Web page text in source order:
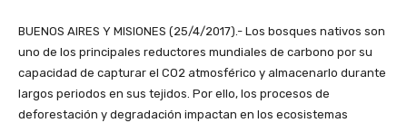
BUENOS AIRES Y MISIONES (25/4/2017).- Los bosques nativos son
uno de los principales reductores mundiales de carbono por su
capacidad de capturar el CO2 atmosférico y almacenarlo durante
largos periodos en sus tejidos. Por ello, los procesos de
deforestación y degradación impactan en los ecosistemas